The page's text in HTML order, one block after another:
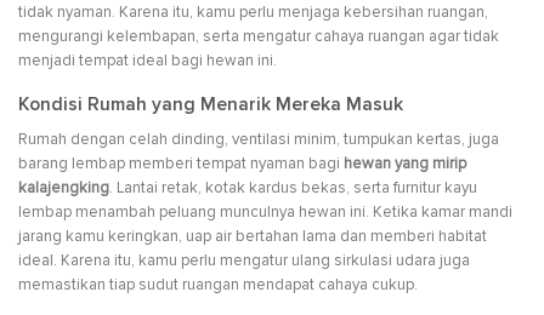
tidak nyaman. Karena itu, kamu perlu menjaga kebersihan ruangan,
mengurangi kelembapan, serta mengatur cahaya ruangan agar tidak
menjadi tempat ideal bagi hewan ini.
Kondisi Rumah yang Menarik Mereka Masuk
Rumah dengan celah dinding, ventilasi minim, tumpukan kertas, juga
barang lembap memberi tempat nyaman bagi hewan yang mirip
kalajengking. Lantai retak, kotak kardus bekas, serta furnitur kayu
lembap menambah peluang munculnya hewan ini. Ketika kamar mandi
jarang kamu keringkan, uap air bertahan lama dan memberi habitat
ideal. Karena itu, kamu perlu mengatur ulang sirkulasi udara juga
memastikan tiap sudut ruangan mendapat cahaya cukup.